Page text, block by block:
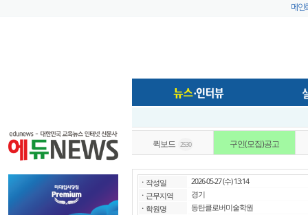
메인
퀵보드 2530 구인(모집)공고
ㆍ 작성일
2026-05-27 (수) 13:14
ㆍ 근무지역
경기
ㆍ 학원명
동탄클로버미술학원